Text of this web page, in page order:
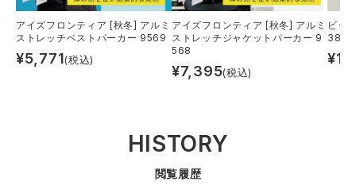
アイズフロンティア [秋冬] アルミ
ストレッチベストパーカー 9569
¥5,771(税込)
アイズフロンティア [秋冬] アルミ
ストレッチジャケットパーカー 9
568
¥7,395(税込)
ビッ
385
¥
HISTORY
閲覧履歴